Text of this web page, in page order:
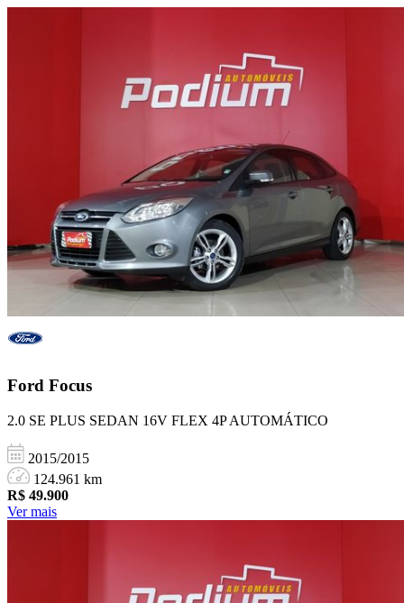
Ford Focus
2.0 SE PLUS SEDAN 16V FLEX 4P AUTOMÁTICO
2015/2015
124.961 km
R$ 49.900
Ver mais